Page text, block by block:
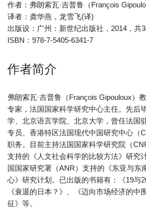
作者：弗朗索瓦·吉普鲁（François
译者：龚华燕，龙雪飞(译)
出版设：广州：新世纪出版社，2014，共
ISBN：978-7-5405-6341-7
作者简介
弗朗索瓦·吉普鲁（François Gipouloux）
专家，法国国家科学研究中心主任。先后
学、北京语言学院、北京大学，曾任法国
专员、香港特区法国现代中国研究中心（
职务。目前主持法国国家科学研究院（
支持的《人文社会科学的比较方法》研究
国国家研究署（ANR）支持的《东亚与东
心》研究计划。已出版的书籍有：《19与
《衰退的日本？》、《迈向市场经济的中
征》等。